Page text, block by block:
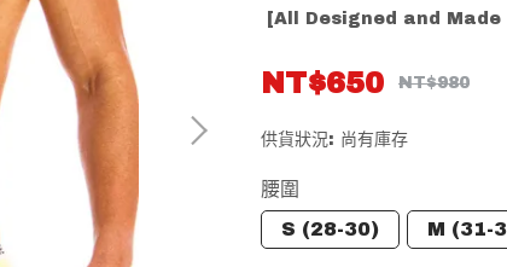
[All Designed and Made
NT$650 NT$980
供貨狀況: 尚有庫存
腰圍
S (28-30)
M (31-